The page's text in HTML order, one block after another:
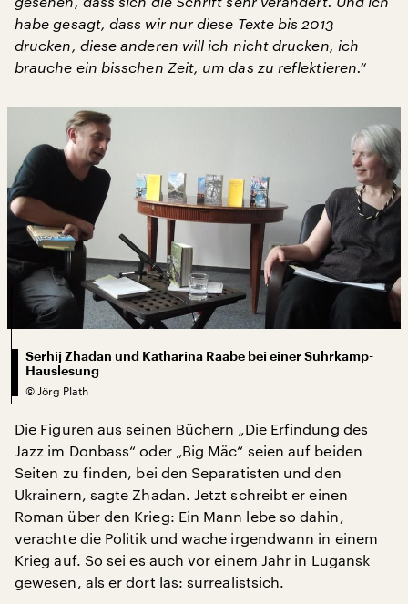
habe gesagt, dass wir nur diese Texte bis 2013
drucken, diese anderen will ich nicht drucken, ich
brauche ein bisschen Zeit, um das zu reflektieren.“
Serhij Zhadan und Katharina Raabe bei einer Suhrkamp-
Hauslesung
© Jörg Plath
Die Figuren aus seinen Büchern „Die Erfindung des
Jazz im Donbass“ oder „Big Mäc“ seien auf beiden
Seiten zu finden, bei den Separatisten und den
Ukrainern, sagte Zhadan. Jetzt schreibt er einen
Roman über den Krieg: Ein Mann lebe so dahin,
verachte die Politik und wache irgendwann in einem
Krieg auf. So sei es auch vor einem Jahr in Lugansk
gewesen, als er dort las: surrealistsich.